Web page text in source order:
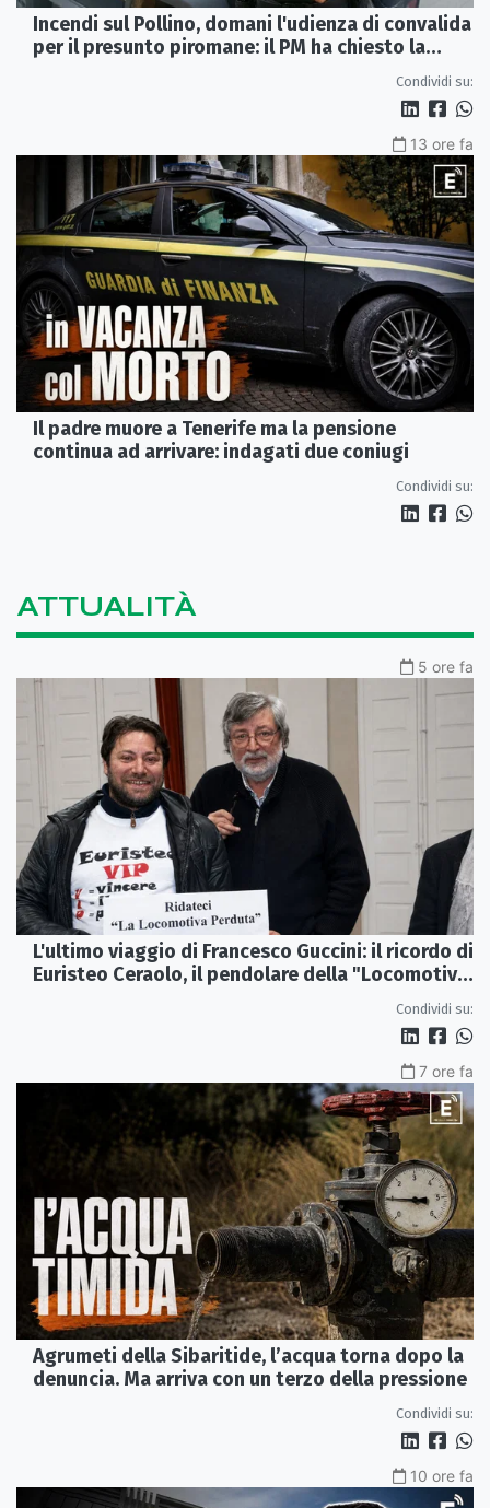
Incendi sul Pollino, domani l'udienza di convalida
per il presunto piromane: il PM ha chiesto la
Condividi su:
13 ore fa
Il padre muore a Tenerife ma la pensione
continua ad arrivare: indagati due coniugi
Condividi su:
ATTUALITÀ
5 ore fa
L'ultimo viaggio di Francesco Guccini: il ricordo di
Euristeo Ceraolo, il pendolare della "Locomotiva
Condividi su:
7 ore fa
Agrumeti della Sibaritide, l’acqua torna dopo la
denuncia. Ma arriva con un terzo della pressione
Condividi su:
10 ore fa